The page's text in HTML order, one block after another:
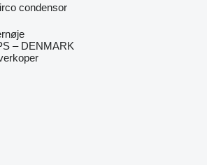
condensor
– DENMARK